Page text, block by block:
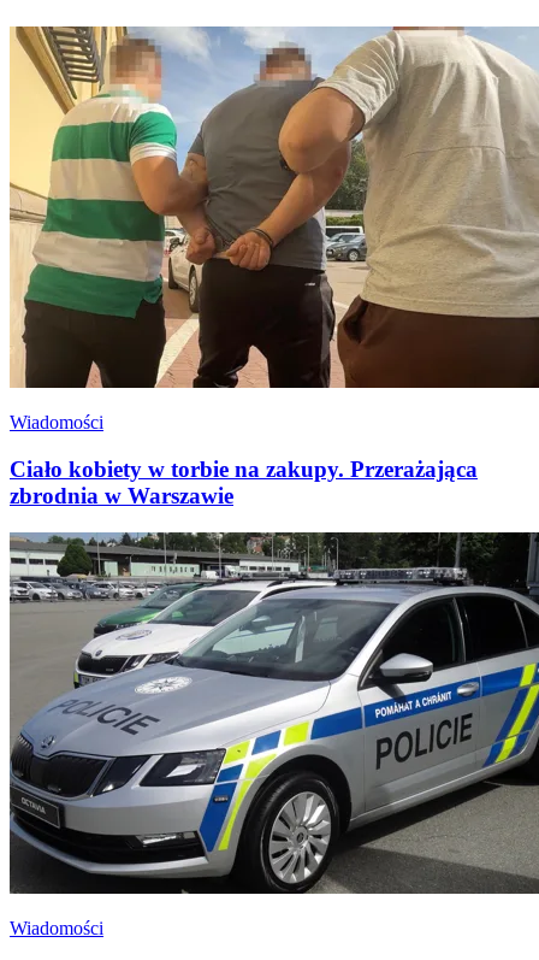
Wiadomości
Ciało kobiety w torbie na zakupy. Przerażająca
zbrodnia w Warszawie
Wiadomości